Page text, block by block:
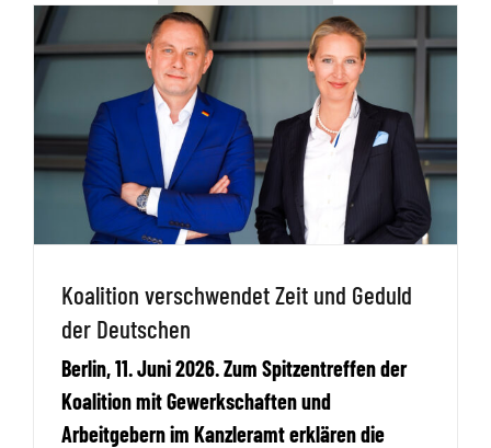
Koalition verschwendet Zeit und Geduld
der Deutschen
Berlin, 11. Juni 2026. Zum Spitzentreffen der
Koalition mit Gewerkschaften und
Arbeitgebern im Kanzleramt erklären die